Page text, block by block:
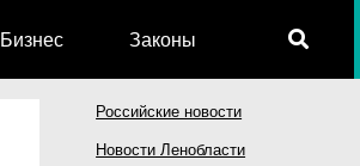
Бизнес Законы
Российские новости
Новости Ленобласти